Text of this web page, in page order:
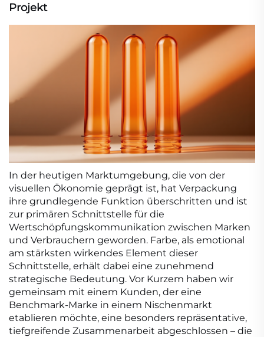
Projekt
In der heutigen Marktumgebung, die von der
visuellen Ökonomie geprägt ist, hat Verpackung
ihre grundlegende Funktion überschritten und ist
zur primären Schnittstelle für die
Wertschöpfungskommunikation zwischen Marken
und Verbrauchern geworden. Farbe, als emotional
am stärksten wirkendes Element dieser
Schnittstelle, erhält dabei eine zunehmend
strategische Bedeutung. Vor Kurzem haben wir
gemeinsam mit einem Kunden, der eine
Benchmark-Marke in einem Nischenmarkt
etablieren möchte, eine besonders repräsentative,
tiefgreifende Zusammenarbeit abgeschlossen – die